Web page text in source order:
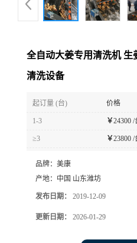
全自动大姜专用清洗机 生
清洗设备
起订量 (台) 价格
1-3 ￥24300 /
≥3 ￥23800 /
品牌： 美康
产地： 中国 山东潍坊
发布日期： 2019-12-09
更新日期： 2026-01-29